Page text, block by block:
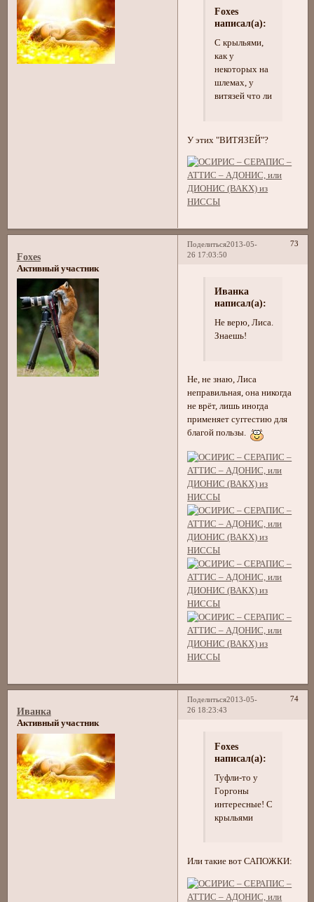
Foxes
написал(а):
С крыльями,
как у
некоторых на
шлемах, у
витязей что ли
У этих "ВИТЯЗЕЙ"?
Поделиться 73
2013-05-
26 17:03:50
Foxes
Активный участник
Иванка
написал(а):
Не верю, Лиса.
Знаешь!
Не, не знаю, Лиса
неправильная, она никогда
не врёт, лишь иногда
применяет суггестию для
благой пользы.
Поделиться 74
2013-05-
26 18:23:43
Иванка
Активный участник
Foxes
написал(а):
Туфли-то у
Горгоны
интересные! С
крыльями
Или такие вот САПОЖКИ: